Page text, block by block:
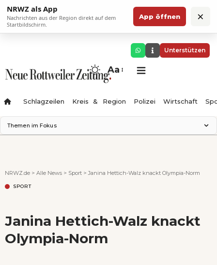
NRWZ als App
Nachrichten aus der Region direkt auf dem
Startbildschirm.
App öffnen ×
Unterstützen
Aa
Schlagzeilen Kreis & Region Polizei Wirtschaft
Themen im Fokus
Ferienzauber '26
Testturm
Wenn Orte erzählen ...
NRWZ.de > Alle News > Sport >Janina Hettich-Walz knackt Olympia-Norm
SPORT
Janina Hettich-Walz knackt
Olympia-Norm